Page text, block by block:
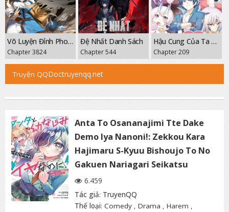
THEO DÕI
GROUP
FANPAGE
Võ Luyện Đỉnh Phong
Chapter 3824
Đệ Nhất Danh Sách
Chapter 544
Hậu Cung Của Ta Toàn Là Ma Nữ Phản Diện
Chapter 209
Truyện QQDoctruyenqq.net
Anta To Osananajimi Tte Dake
Demo Iya Nanoni!: Zekkou Kara
Hajimaru S-Kyuu Bishoujo To No
Gakuen Nariagari Seikatsu
6.459
Tác giả: TruyenQQ
Thể loại: Comedy , Drama , Harem ,